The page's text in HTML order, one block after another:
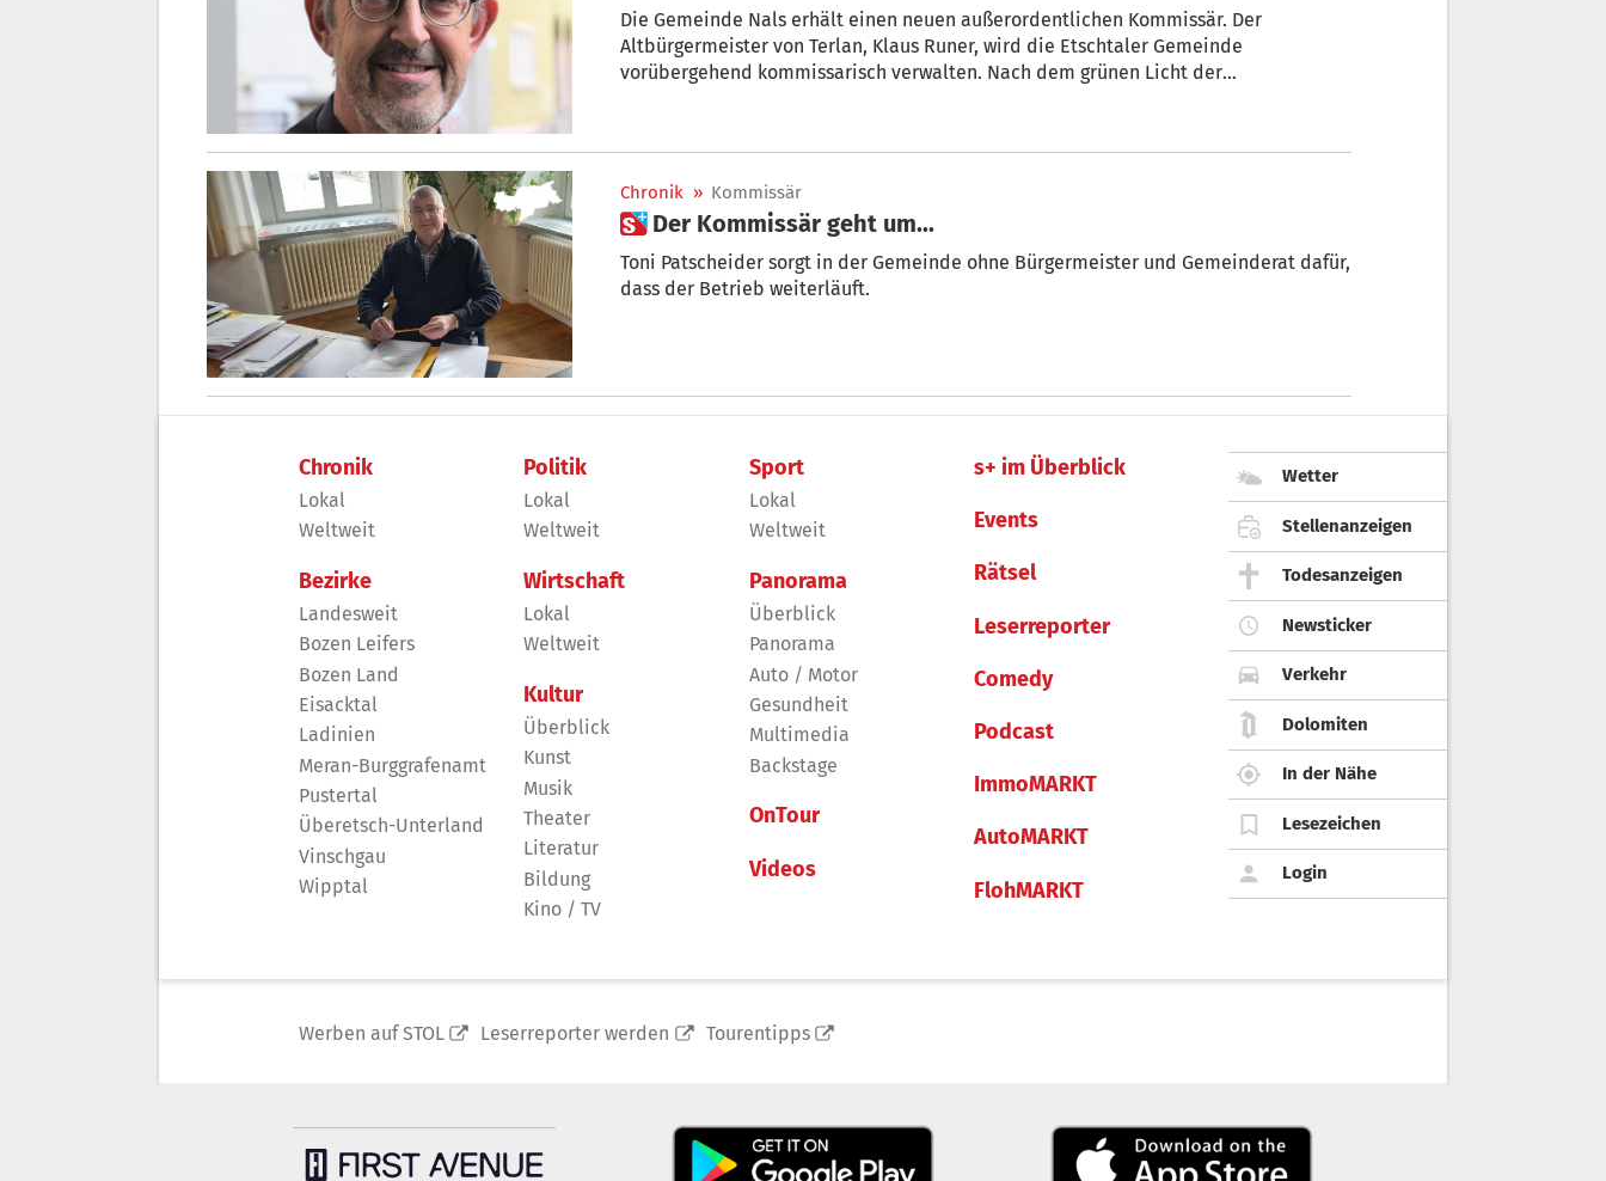
Die Gemeinde Nals erhält einen neuen außerordentlichen Kommissär. Der
Altbürgermeister von Terlan, Klaus Runer, wird die Etschtaler Gemeinde
vorübergehend kommissarisch verwalten. Nach dem grünen Licht der
Dieses tritt mit Veröffentlichung im Amtsblatt in Kraft.
Chronik » Kommissär
 Der Kommissär geht um...
Toni Patscheider sorgt in der Gemeinde ohne Bürgermeister und Gemeinderat dafür,
dass der Betrieb weiterläuft.
Chronik
Lokal
Weltweit
Bezirke
Landesweit
Bozen Leifers
Bozen Land
Eisacktal
Ladinien
Meran-Burggrafenamt
Pustertal
Überetsch-Unterland
Vinschgau
Wipptal
Politik
Lokal
Weltweit
Wirtschaft
Lokal
Weltweit
Kultur
Überblick
Kunst
Musik
Theater
Literatur
Bildung
Kino / TV
Sport
Lokal
Weltweit
Panorama
Überblick
Panorama
Auto / Motor
Gesundheit
Multimedia
Backstage
OnTour
Videos
s+ im Überblick
Events
Rätsel
Leserreporter
Comedy
Podcast
ImmoMARKT
AutoMARKT
FlohMARKT
Wetter
Stellenanzeigen
Todesanzeigen
Newsticker
Verkehr
Dolomiten
In der Nähe
Lesezeichen
Login
Werben auf STOL Leserreporter werden Tourentipps